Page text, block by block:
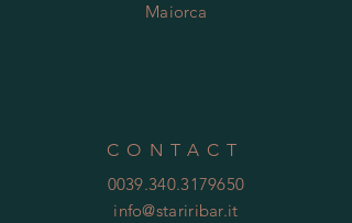
Maiorca
CONTACT
0039.340.3179650
info@stariribar.it